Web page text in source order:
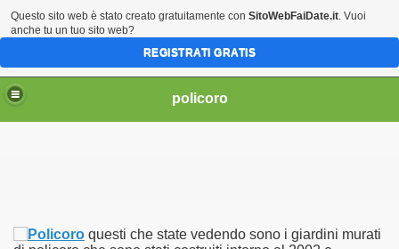
policoro
questi che state vedendo sono i giardini murati
Questo sito web è stato creato gratuitamente con SitoWebFaiDate.it. Vuoi
anche tu un tuo sito web?
REGISTRATI GRATIS